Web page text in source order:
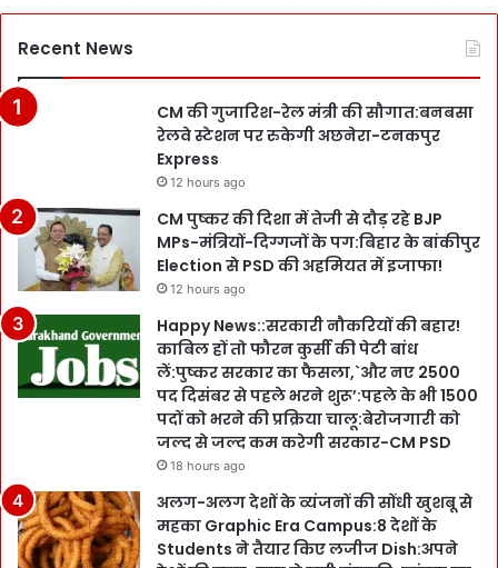
Recent News
CM की गुजारिश-रेल मंत्री की सौगात:बनबसा
रेलवे स्टेशन पर रुकेगी अछनेरा-टनकपुर
Express
12 hours ago
CM पुष्कर की दिशा में तेजी से दौड़ रहे BJP
MPs-मंत्रियों-दिग्गजों के पग:बिहार के बांकीपुर
Election से PSD की अहमियत में इजाफा!
12 hours ago
Happy News::सरकारी नौकरियों की बहार!
काबिल हों तो फौरन कुर्सी की पेटी बांध
लें:पुष्कर सरकार का फैसला,`और नए 2500
पद दिसंबर से पहले भरने शुरू’:पहले के भी 1500
पदों को भरने की प्रक्रिया चालू:बेरोजगारी को
जल्द से जल्द कम करेगी सरकार-CM PSD
18 hours ago
अलग-अलग देशों के व्यंजनों की सोंधी खुशबू से
महका Graphic Era Campus:8 देशों के
Students ने तैयार किए लजीज Dish:अपने